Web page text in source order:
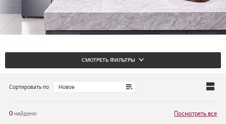
СМОТРЕТЬ ФИЛЬТРЫ
Сортировать по
0найдено Посмотреть все